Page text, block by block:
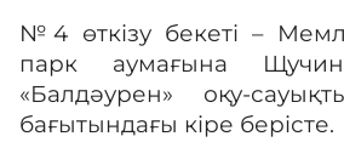
№4 өткізу бекеті –
парк аумағына
«Балдәурен» оқу-
бағытындағы кіре берісте.